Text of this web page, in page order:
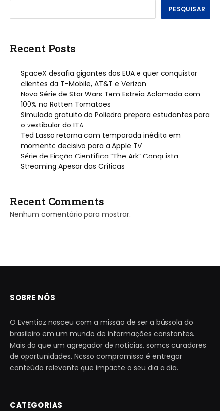
PESQUISAR
Recent Posts
SpaceX desafia gigantes dos EUA e quer conquistar
clientes da T-Mobile, AT&T e Verizon
Nova Série de Star Wars Tem Estreia Aclamada com
100% no Rotten Tomatoes
Simulado gratuito do Poliedro prepara estudantes para
o vestibular do ITA
Ted Lasso retorna com temporada inédita em
momento decisivo para a Apple TV
Série de Ficção Científica “The Ark” Conquista
Streaming Apesar das Críticas
Recent Comments
Nenhum comentário para mostrar.
SOBRE NÓS
O Eventioz nasceu com a missão de ser a bússola do
brasileiro em um mundo de informações constantes.
Mais do que um agregador de notícias, somos curadores
de oportunidades. Nosso compromisso é entregar
conteúdo relevante que impacte o seu dia a dia.
CATEGORIAS